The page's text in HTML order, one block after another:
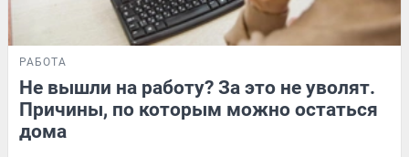
РАБОТА
Не вышли на работу? За это не уволят.
Причины, по которым можно остаться
дома